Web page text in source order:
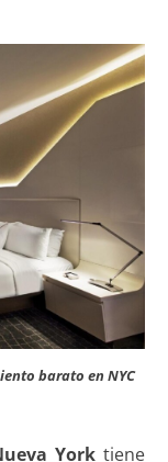
barato en NYC
Yorktiene